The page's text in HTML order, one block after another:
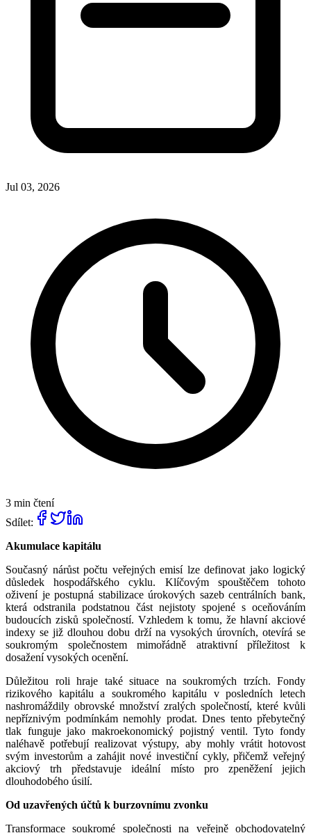
Jul 03, 2026
3 min čtení
Sdílet:
Akumulace kapitálu
Současný nárůst počtu veřejných emisí lze definovat jako logický
důsledek hospodářského cyklu. Klíčovým spouštěčem tohoto
oživení je postupná stabilizace úrokových sazeb centrálních bank,
která odstranila podstatnou část nejistoty spojené s oceňováním
budoucích zisků společností. Vzhledem k tomu, že hlavní akciové
indexy se již dlouhou dobu drží na vysokých úrovních, otevírá se
soukromým společnostem mimořádně atraktivní příležitost k
dosažení vysokých ocenění.
Důležitou roli hraje také situace na soukromých trzích. Fondy
rizikového kapitálu a soukromého kapitálu v posledních letech
nashromáždily obrovské množství zralých společností, které kvůli
nepříznivým podmínkám nemohly prodat. Dnes tento přebytečný
tlak funguje jako makroekonomický pojistný ventil. Tyto fondy
naléhavě potřebují realizovat výstupy, aby mohly vrátit hotovost
svým investorům a zahájit nové investiční cykly, přičemž veřejný
akciový trh představuje ideální místo pro zpeněžení jejich
dlouhodobého úsilí.
Od uzavřených účtů k burzovnímu zvonku
Transformace soukromé společnosti na veřejně obchodovatelný